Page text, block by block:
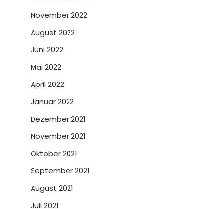
November 2022
August 2022
Juni 2022
Mai 2022
April 2022
Januar 2022
Dezember 2021
November 2021
Oktober 2021
September 2021
August 2021
Juli 2021